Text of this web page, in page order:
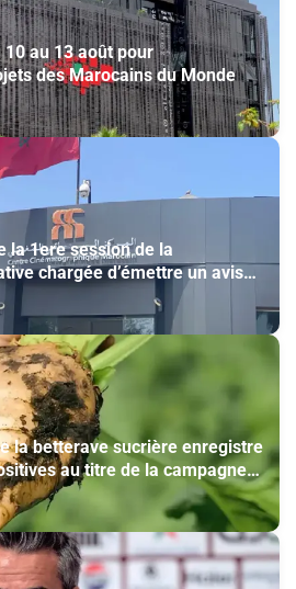
10 au 13 août pour
des Marocains du Monde
la 1ere session de la
chargée d’émettre un avis
carte du professionnel du
la betterave sucrière enregistre
au titre de la campagne